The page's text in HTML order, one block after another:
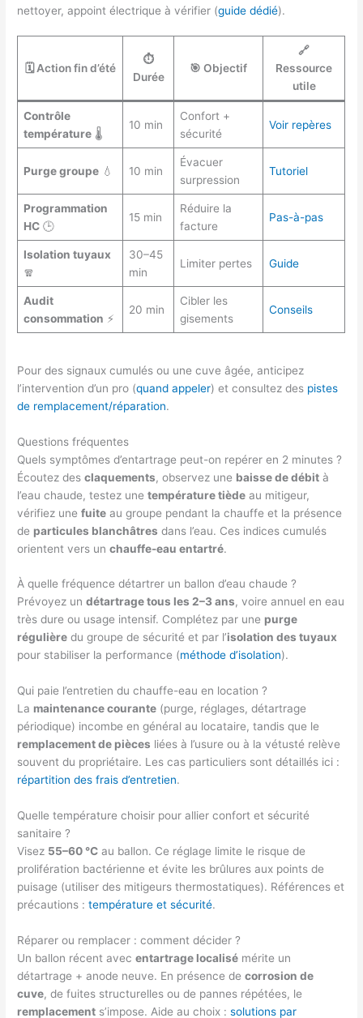
nettoyer, appoint électrique à vérifier (guide dédié).
🗓️ Action fin d’été
⏱️
Durée
🎯 Objectif
🔗
Ressource
utile
Contrôle
température🌡️
10 min
Confort +
sécurité
Voir repères
Purge groupe💧 10 min
Évacuer
surpression
Tutoriel
Programmation
HC🕒
15 min
Réduire la
facture
Pas-à-pas
Isolation tuyaux
🧣
30–45
min
Limiter pertes Guide
Audit
consommation ⚡
20 min
Cibler les
gisements
Conseils
Pour des signaux cumulés ou une cuve âgée, anticipez
l’intervention d’un pro (quand appeler) et consultez des pistes
de remplacement/réparation.
Questions fréquentes
Quels symptômes d’entartrage peut-on repérer en 2 minutes ?
Écoutez desclaquements, observez une baisse de débit à
l’eau chaude, testez unetempérature tiède au mitigeur,
vérifiez unefuite au groupe pendant la chauffe et la présence
de particules blanchâtres dans l’eau. Ces indices cumulés
orientent vers unchauffe-eau entartré.
À quelle fréquence détartrer un ballon d’eau chaude ?
Prévoyez undétartrage tous les 2–3 ans, voire annuel en eau
très dure ou usage intensif. Complétez par une purge
régulière du groupe de sécurité et par l’isolation des tuyaux
pour stabiliser la performance (méthode d’isolation).
Qui paie l’entretien du chauffe-eau en location ?
La maintenance courante (purge, réglages, détartrage
périodique) incombe en général au locataire, tandis que le
remplacement de pièces liées à l’usure ou à la vétusté relève
souvent du propriétaire. Les cas particuliers sont détaillés ici :
répartition des frais d’entretien.
Quelle température choisir pour allier confort et sécurité
sanitaire ?
Visez 55–60 °C au ballon. Ce réglage limite le risque de
prolifération bactérienne et évite les brûlures aux points de
puisage (utiliser des mitigeurs thermostatiques). Références et
précautions :température et sécurité.
Réparer ou remplacer : comment décider ?
Un ballon récent avecentartrage localisé mérite un
détartrage + anode neuve. En présence decorrosion de
cuve, de fuites structurelles ou de pannes répétées, le
remplacement s’impose. Aide au choix :solutions par